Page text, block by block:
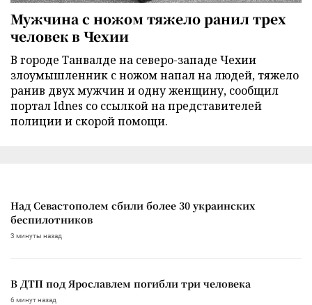
Мужчина с ножом тяжело ранил трех
человек в Чехии
В городе Танвалде на северо-западе Чехии
злоумышленник с ножом напал на людей, тяжело
ранив двух мужчин и одну женщину, сообщил
портал Idnes со ссылкой на представителей
полиции и скорой помощи.
Над Севастополем сбили более 30 украинских
беспилотников
3 минуты назад
В ДТП под Ярославлем погибли три человека
6 минут назад